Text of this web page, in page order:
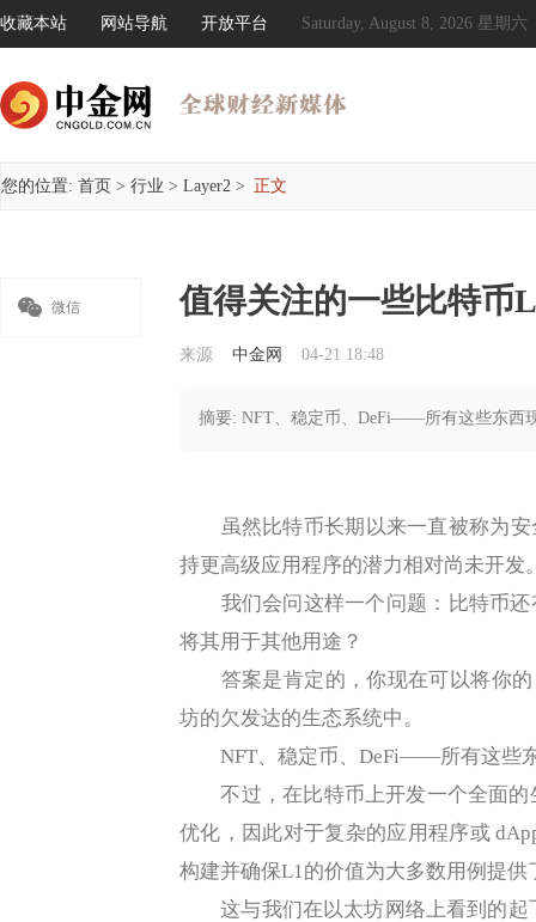
收藏本站 网站导航 开放平台 Saturday, August 8, 2026 星期六
您的位置: 首页 > 行业 > Layer2 > 正文
 微信 值得关注的一些比特币
来源 中金网 04-21 18:48
摘要: NFT、稳定币、DeFi——所有这些东西
虽然比特币长期以来一直被称为安
持更高级应用程序的潜力相对尚未开发
我们会问这样一个问题：比特币还
将其用于其他用途？
答案是肯定的，你现在可以将你的
坊的欠发达的生态系统中。
NFT、稳定币、DeFi——所有这些东
不过，在比特币上开发一个全面的
优化，因此对于复杂的应用程序或
构建并确保L1的价值为大多数用例提
这与我们在以太坊网络上看到的起